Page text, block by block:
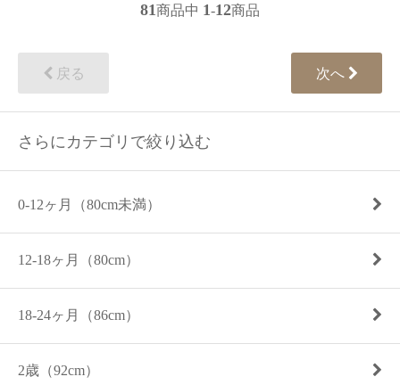
81商品中 1-12商品
戻る 次へ
さらにカテゴリで絞り込む
0-12ヶ月（80cm未満）
12-18ヶ月（80cm）
18-24ヶ月（86cm）
2歳（92cm）